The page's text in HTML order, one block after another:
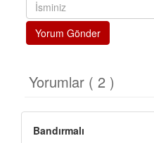
Yorum Gönder
Yorumlar ( 2 )
Bandırmalı